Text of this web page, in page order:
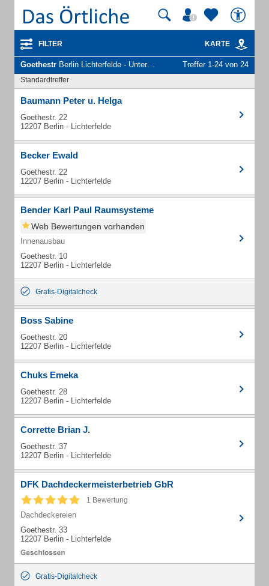
FILTER KARTE
Goethestr Berlin Lichterfelde - Unternehmen und Personen Treffer 1-24 von 24
Standardtreffer
Baumann Peter u. Helga
Goethestr. 22
12207 Berlin - Lichterfelde
Becker Ewald
Goethestr. 22
12207 Berlin - Lichterfelde
Bender Karl Paul Raumsysteme
Web Bewertungen vorhanden
Innenausbau
Goethestr. 10
12207 Berlin - Lichterfelde
Gratis-Digitalcheck
Boss Sabine
Goethestr. 20
12207 Berlin - Lichterfelde
Chuks Emeka
Goethestr. 28
12207 Berlin - Lichterfelde
Corrette Brian J.
Goethestr. 37
12207 Berlin - Lichterfelde
DFK Dachdeckermeisterbetrieb GbR
1 Bewertung
Dachdeckereien
Goethestr. 33
12207 Berlin - Lichterfelde
Gratis-Digitalcheck